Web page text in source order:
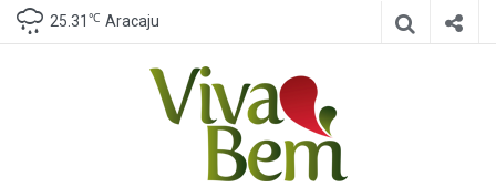
25.31 ℃ Aracaju